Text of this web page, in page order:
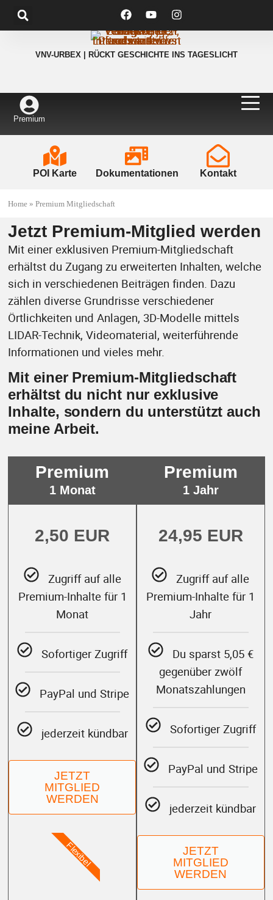
VNV-URBEX | RÜCKT GESCHICHTE INS TAGESLICHT
Premium
POI Karte Dokumentationen Kontakt
Home »Premium Mitgliedschaft
Jetzt Premium-Mitglied werden
Mit einer exklusiven Premium-Mitgliedschaft
erhältst du Zugang zu erweiterten Inhalten, welche
sich in verschiedenen Beiträgen finden. Dazu
zählen diverse Grundrisse verschiedener
Örtlichkeiten und Anlagen, 3D-Modelle mittels
LIDAR-Technik, Videomaterial, weiterführende
Informationen und vieles mehr.
Mit einer Premium-Mitgliedschaft
erhältst du nicht nur exklusive
Inhalte, sondern du unterstützt auch
meine Arbeit.
Premium
1 Monat
2,50 EUR
Zugriff auf alle
Premium-Inhalte für 1
Monat
Sofortiger Zugriff
PayPal und Stripe
jederzeit kündbar
JETZT
MITGLIED
WERDEN
Flexibel
Premium
1 Jahr
24,95 EUR
Zugriff auf alle
Premium-Inhalte für 1
Jahr
Du sparst 5,05 €
gegenüber zwölf
Monatszahlungen
Sofortiger Zugriff
PayPal und Stripe
jederzeit kündbar
JETZT
MITGLIED
WERDEN